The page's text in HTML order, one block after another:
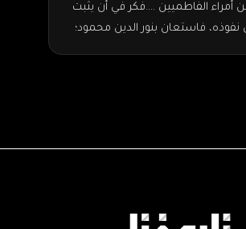
أمراء الفاطميين ....فكر في أن يثبت
نفوذه، فاستعان بنور الدين محمود؛